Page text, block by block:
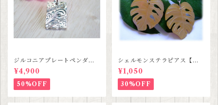
ジルコニアプレートペンダン
ト【ハワイアンジュエリー】S
ALE
¥4,900
50%OFF
シェルモンステラピアス【ハ
ワイアンジュエリー】SALE
¥1,050
30%OFF